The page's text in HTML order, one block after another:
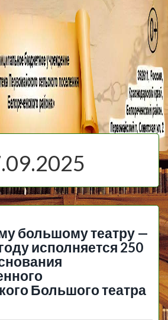
большому театру —
исполняется 250
Большого театра